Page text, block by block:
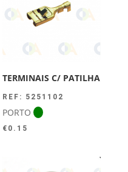
TERMINAIS C/ PATILHA
REF: 5251102
PORTO
€ 0.15